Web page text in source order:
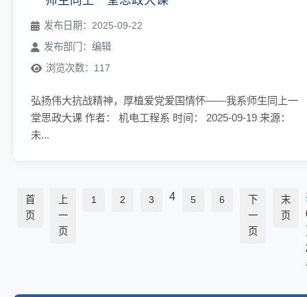
发布日期：2025-09-22
发布部门：编辑
浏览次数：117
弘扬伟大抗战精神，厚植爱党爱国情怀——我系师生同上一
堂思政大课 作者： 机电工程系 时间： 2025-09-19 来源：
未...
首
页
上
一
页
1 2 3 4 5 6
下
一
页
末
页